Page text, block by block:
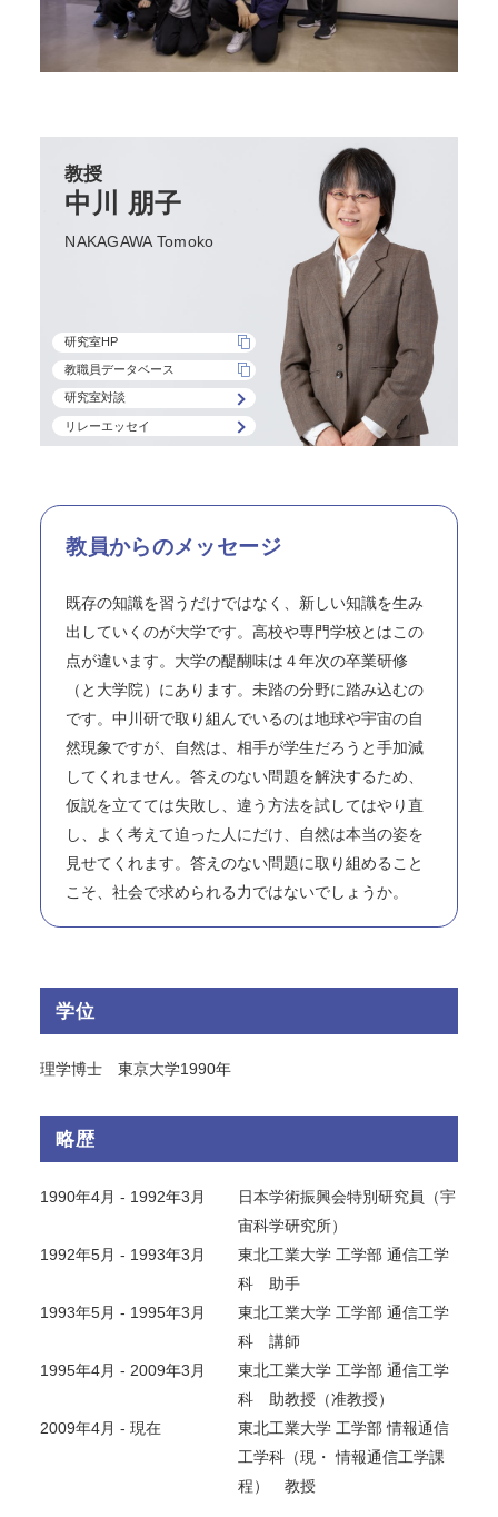
教授
中川 朋子
NAKAGAWA Tomoko
研究室HP
教職員データベース
研究室対談
リレーエッセイ
教員からのメッセージ
既存の知識を習うだけではなく、新しい知識を生み
出していくのが大学です。高校や専門学校とはこの
点が違います。大学の醍醐味は４年次の卒業研修
（と大学院）にあります。未踏の分野に踏み込むの
です。中川研で取り組んでいるのは地球や宇宙の自
然現象ですが、自然は、相手が学生だろうと手加減
してくれません。答えのない問題を解決するため、
仮説を立てては失敗し、違う方法を試してはやり直
し、よく考えて迫った人にだけ、自然は本当の姿を
見せてくれます。答えのない問題に取り組めること
こそ、社会で求められる力ではないでしょうか。
学位
理学博士 東京大学1990年
略歴
1990年4月 - 1992年3月
日本学術振興会特別研究員（宇
宙科学研究所）
1992年5月 - 1993年3月
東北工業大学 工学部 通信工学
科 助手
1993年5月 - 1995年3月
東北工業大学 工学部 通信工学
科 講師
1995年4月 - 2009年3月
東北工業大学 工学部 通信工学
科 助教授（准教授）
2009年4月 - 現在
東北工業大学 工学部 情報通信
工学科（現・ 情報通信工学課
程） 教授